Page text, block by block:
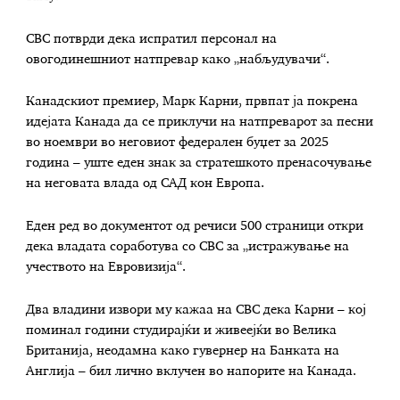
CBC потврди дека испратил персонал на
овогодинешниот натпревар како „набљудувачи“.
Канадскиот премиер, Марк Карни, првпат ја покрена
идејата Канада да се приклучи на натпреварот за песни
во ноември во неговиот федерален буџет за 2025
година – уште еден знак за стратешкото пренасочување
на неговата влада од САД кон Европа.
Еден ред во документот од речиси 500 страници откри
дека владата соработува со CBC за „истражување на
учеството на Евровизија“.
Два владини извори му кажаа на CBC дека Карни – кој
поминал години студирајќи и живеејќи во Велика
Британија, неодамна како гувернер на Банката на
Англија – бил лично вклучен во напорите на Канада.